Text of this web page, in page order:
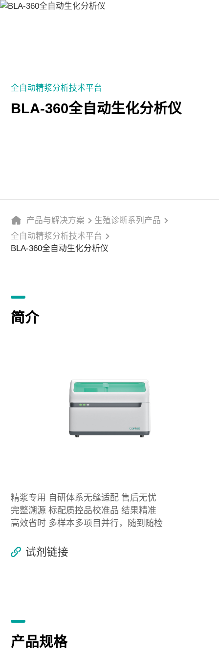
媒体中心
全自动精浆分析技术平台
BLA-360全自动生化分析仪
产品与解决方案
生殖诊断系列产品
全自动精浆分析技术平台
BLA-360全自动生化分析仪
简介
精浆专用 自研体系无缝适配 售后无忧
完整溯源 标配质控品校准品 结果精准
高效省时 多样本多项目并行，随到随检
试剂链接
产品规格